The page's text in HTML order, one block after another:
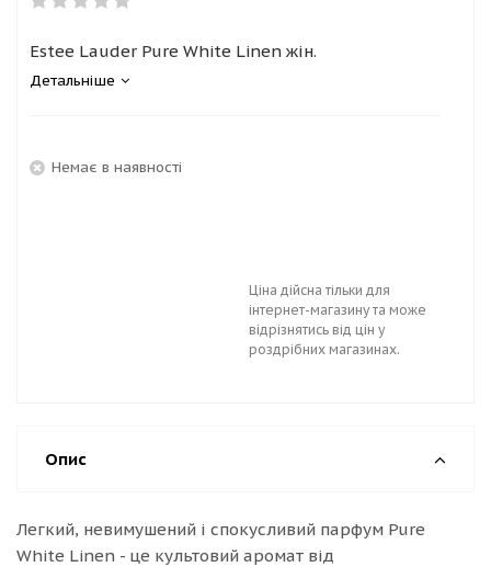
Estee Lauder Pure White Linen жін.
Детальніше
Немає в наявності
Ціна дійсна тільки для
інтернет-магазину та може
відрізнятись від цін у
роздрібних магазинах.
Опис
Легкий, невимушений і спокусливий парфум Pure
White Linen - це культовий аромат від